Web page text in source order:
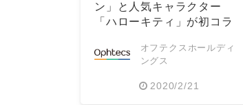
ン」と人気キャラクター
「ハローキティ」が初コラ
オフテクスホールディ
ングス
2020/2/21